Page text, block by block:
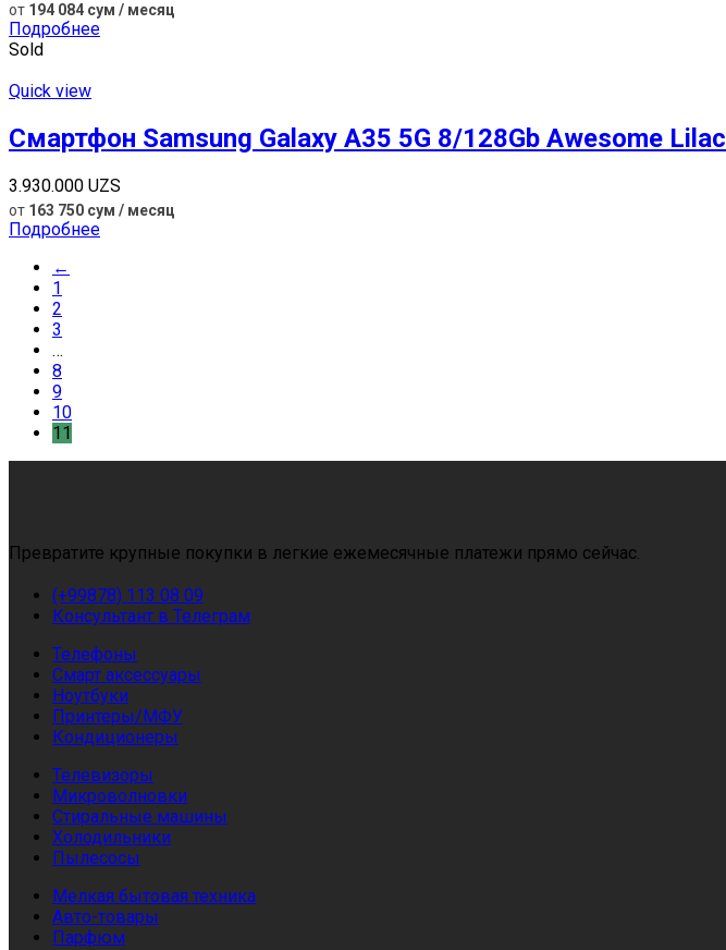
от 194 084 сум / месяц
Подробнее
Sold
Quick view
Смартфон Samsung Galaxy A35 5G 8/128Gb Awesome Lilac
3.930.000 UZS
от 163 750 сум / месяц
Подробнее
←
1
2
3
…
8
9
10
11
Превратите крупные покупки в легкие ежемесячные платежи прямо сейчас.
(+99878) 113 08 09
Консультант в Телеграм
Телефоны
Смарт аксессуары
Ноутбуки
Принтеры/МФУ
Кондиционеры
Телевизоры
Микроволновки
Стиральные машины
Холодильники
Пылесосы
Мелкая бытовая техника
Авто-товары
Парфюм